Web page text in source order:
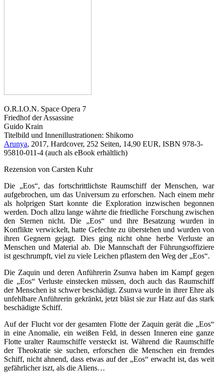
O.R.I.O.N. Space Opera 7
Friedhof der Assassine
Guido Krain
Titelbild und Innenillustrationen: Shikomo
Arunya, 2017, Hardcover, 252 Seiten, 14,90 EUR, ISBN 978-3-
95810-011-4 (auch als eBook erhältlich)
Rezension von Carsten Kuhr
Die „Eos“, das fortschrittlichste Raumschiff der Menschen, war
aufgebrochen, um das Universum zu erforschen. Nach einem mehr
als holprigen Start konnte die Exploration inzwischen begonnen
werden. Doch allzu lange währte die friedliche Forschung zwischen
den Sternen nicht. Die „Eos“ und ihre Besatzung wurden in
Konflikte verwickelt, hatte Gefechte zu überstehen und wurden von
ihren Gegnern gejagt. Dies ging nicht ohne herbe Verluste an
Menschen und Material ab. Die Mannschaft der Führungsoffiziere
ist geschrumpft, viel zu viele Leichen pflastern den Weg der „Eos“.
Die Zaquin und deren Anführerin Zsunva haben im Kampf gegen
die „Eos“ Verluste einstecken müssen, doch auch das Raumschiff
der Menschen ist schwer beschädigt. Zsunva wurde in ihrer Ehre als
unfehlbare Anführerin gekränkt, jetzt bläst sie zur Hatz auf das stark
beschädigte Schiff.
Auf der Flucht vor der gesamten Flotte der Zaquin gerät die „Eos“
in eine Anomalie, ein weißen Feld, in dessen Inneren eine ganze
Flotte uralter Raumschiffe versteckt ist. Während die Raumschiffe
der Theokratie sie suchen, erforschen die Menschen ein fremdes
Schiff, nicht ahnend, dass etwas auf der „Eos“ erwacht ist, das weit
gefährlicher iszt, als die Aliens…